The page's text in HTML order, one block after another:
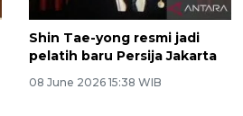
Shin Tae-yong resmi jadi
pelatih baru Persija Jakarta
08 June 2026 15:38 WIB